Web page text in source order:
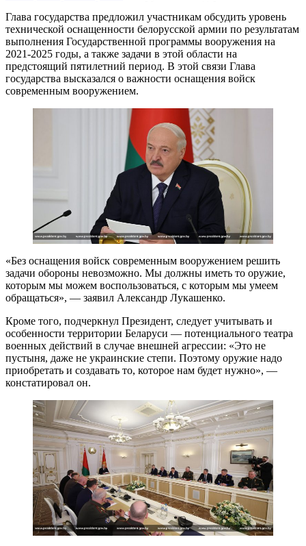
Глава государства предложил участникам обсудить уровень
технической оснащенности белорусской армии по результатам
выполнения Государственной программы вооружения на
2021-2025 годы, а также задачи в этой области на
предстоящий пятилетний период. В этой связи Глава
государства высказался о важности оснащения войск
современным вооружением.
«Без оснащения войск современным вооружением решить
задачи обороны невозможно. Мы должны иметь то оружие,
которым мы можем воспользоваться, с которым мы умеем
обращаться», — заявил Александр Лукашенко.
Кроме того, подчеркнул Президент, следует учитывать и
особенности территории Беларуси — потенциального театра
военных действий в случае внешней агрессии: «Это не
пустыня, даже не украинские степи. Поэтому оружие надо
приобретать и создавать то, которое нам будет нужно», —
констатировал он.